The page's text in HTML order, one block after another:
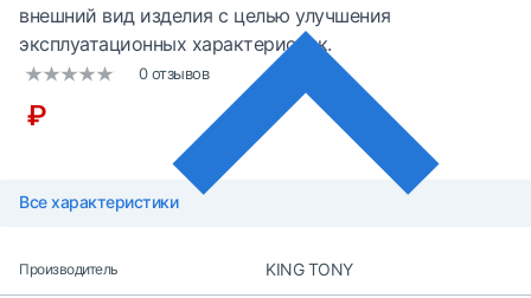
внешний вид изделия с целью улучшения
эксплуатационных характеристик.
0 отзывов
₽
Все характеристики
Производитель KING TONY